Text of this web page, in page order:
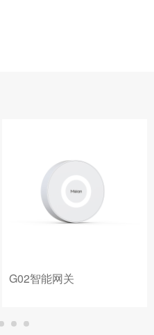
G02智能网关